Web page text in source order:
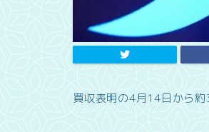
買収表明の4月14日から約